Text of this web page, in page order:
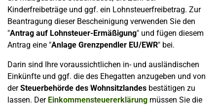
Kinderfreibeträge und ggf. ein Lohnsteuerfreibetrag. Zur
Beantragung dieser Bescheinigung verwenden Sie den
"Antrag auf Lohnsteuer-Ermäßigung" und fügen diesem
Antrag eine "Anlage Grenzpendler EU/EWR" bei.
Darin sind Ihre voraussichtlichen in- und ausländischen
Einkünfte und ggf. die des Ehegatten anzugeben und von
derSteuerbehörde des Wohnsitzlandes bestätigen zu
lassen. Der Einkommensteuererklärung müssen Sie die